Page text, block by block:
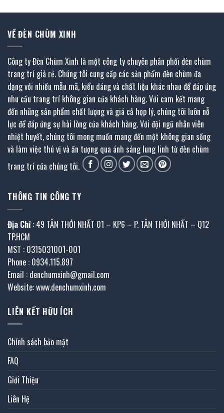
VỀ ĐÈN CHÙM XINH
Công ty Đèn Chùm Xinh là một công ty chuyên phân phối đèn chùm
trang trí giá rẻ. Chúng tôi cung cấp các sản phẩm đèn chùm đa
dạng với nhiều mẫu mã, kiểu dáng và chất liệu khác nhau để đáp ứng
nhu cầu trang trí không gian của khách hàng. Với cam kết mang
đến những sản phẩm chất lượng và giá cả hợp lý, chúng tôi luôn nỗ
lực để đáp ứng sự hài lòng của khách hàng. Với đội ngũ nhân viên
nhiệt huyết, chúng tôi mong muốn mang đến một không gian sống
và làm việc thú vị và ấn tượng qua ánh sáng lung linh từ đèn chùm
trang trí của chúng tôi.
THÔNG TIN CÔNG TY
Địa Chỉ : 49 TÂN THỚI NHẤT 01 – KP6 – P. TÂN THỚI NHẤT – Q12
TP.HCM
MST : 0315031001-001
Phone : 0934.115.897
Email : denchumxinh@gmail.com
Website: www.denchumxinh.com
LIÊN KẾT HỮU ÍCH
Chính sách bảo mật
FAQ
Giới Thiệu
Liên Hệ